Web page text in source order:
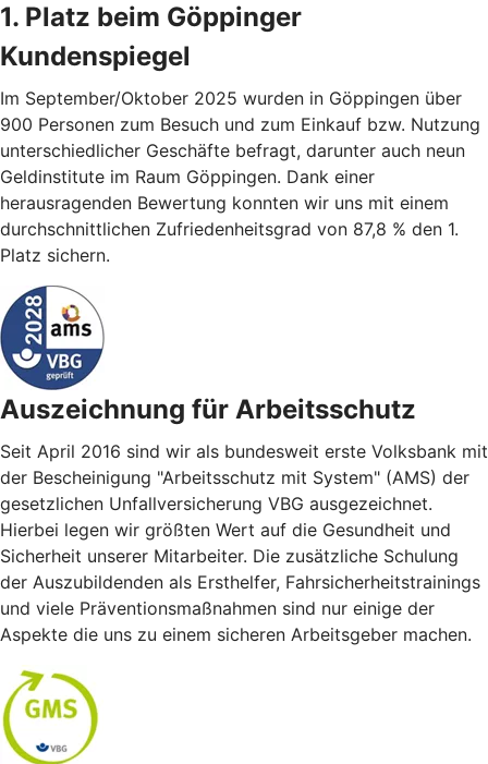
1. Platz beim Göppinger
Kundenspiegel
Im September/Oktober 2025 wurden in Göppingen über
900 Personen zum Besuch und zum Einkauf bzw. Nutzung
unterschiedlicher Geschäfte befragt, darunter auch neun
Geldinstitute im Raum Göppingen. Dank einer
herausragenden Bewertung konnten wir uns mit einem
durchschnittlichen Zufriedenheitsgrad von 87,8 % den 1.
Platz sichern.
Auszeichnung für Arbeitsschutz
Seit April 2016 sind wir als bundesweit erste Volksbank mit
der Bescheinigung "Arbeitsschutz mit System" (AMS) der
gesetzlichen Unfallversicherung VBG ausgezeichnet.
Hierbei legen wir größten Wert auf die Gesundheit und
Sicherheit unserer Mitarbeiter. Die zusätzliche Schulung
der Auszubildenden als Ersthelfer, Fahrsicherheitstrainings
und viele Präventionsmaßnahmen sind nur einige der
Aspekte die uns zu einem sicheren Arbeitsgeber machen.